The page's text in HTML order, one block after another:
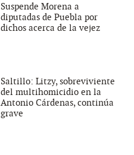
Suspende Morena a
diputadas de Puebla por
dichos acerca de la vejez
Saltillo: Litzy, sobreviviente
del multihomicidio en la
Antonio Cárdenas, continúa
grave